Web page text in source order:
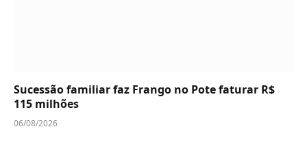
Sucessão familiar faz Frango no Pote faturar R$
115 milhões
06/08/2026